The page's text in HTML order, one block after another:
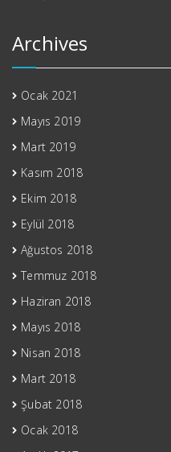
Archives
Ocak 2021
Mayıs 2019
Mart 2019
Kasım 2018
Ekim 2018
Eylül 2018
Ağustos 2018
Temmuz 2018
Haziran 2018
Mayıs 2018
Nisan 2018
Mart 2018
Şubat 2018
Ocak 2018